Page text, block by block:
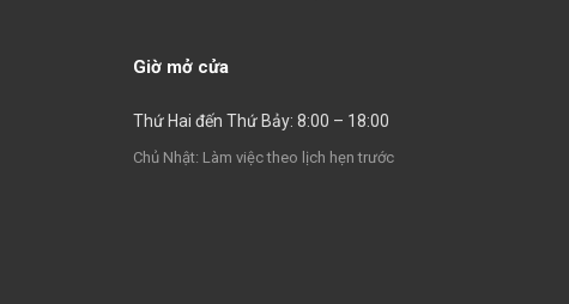
Giờ mở cửa
Thứ Hai đến Thứ Bảy: 8:00 – 18:00
Chủ Nhật: Làm việc theo lịch hẹn trước